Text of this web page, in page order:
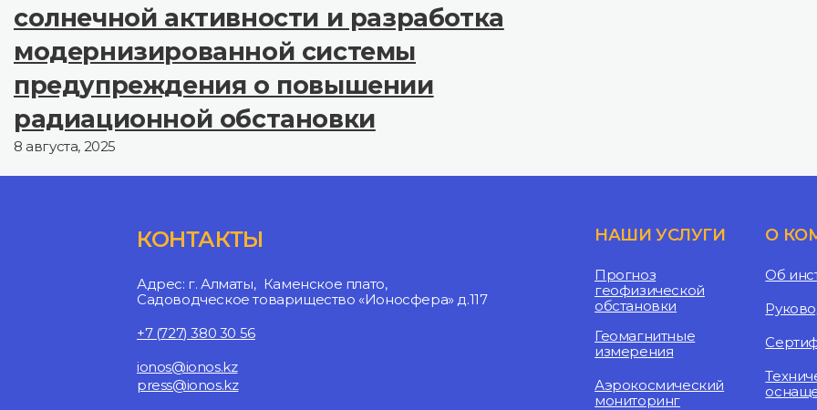
солнечной активности и разработка
модернизированной системы
предупреждения о повышении
радиационной обстановки
8 августа, 2025
КОНТАКТЫ
Адрес: г. Алматы, Каменское плато,
Садоводческое товарищество «Ионосфера» д.117
+7 (727) 380 30 56
ionos@ionos.kz
press@ionos.kz
НАШИ УСЛУГИ
Прогноз
геофизической
обстановки
Геомагнитные
измерения
Аэрокосмический
мониторинг
О
Об